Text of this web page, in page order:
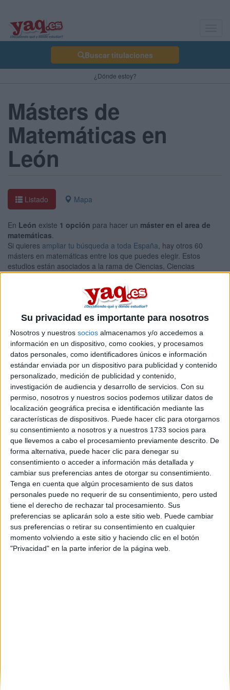
Su privacidad es importante para nosotros
Nosotros y nuestros socios almacenamos y/o accedemos a
información en un dispositivo, como cookies, y procesamos
datos personales, como identificadores únicos e información
estándar enviada por un dispositivo para publicidad y contenido
personalizado, medición de publicidad y contenido,
investigación de audiencia y desarrollo de servicios. Con su
permiso, nosotros y nuestros socios podemos utilizar datos de
localización geográfica precisa e identificación mediante las
características de dispositivos. Puede hacer clic para otorgarnos
su consentimiento a nosotros y a nuestros 1733 socios para
que llevemos a cabo el procesamiento previamente descrito. De
forma alternativa, puede hacer clic para denegar su
consentimiento o acceder a información más detallada y
cambiar sus preferencias antes de otorgar su consentimiento.
Tenga en cuenta que algún procesamiento de sus datos
personales puede no requerir de su consentimiento, pero usted
tiene el derecho de rechazar tal procesamiento. Sus
preferencias se aplicarán solo a este sitio web. Puede cambiar
sus preferencias o retirar su consentimiento en cualquier
momento volviendo a este sitio y haciendo clic en el botón
"Privacidad" en la parte inferior de la página web.
Buscar titulaciones
¿Dónde estoy?
Másters de
Matemáticas en
León
Listado Mapa
En León existe 1 opción para hacer un máster en el area de
matemáticas.
Si quieres ampliar tu búsqueda a toda España, hay otros 60
másters en matemáticas entre los que puedes elegir. Estos
estudios están asociados a la rama de Ciencias, Ciencias
sociales y jurídicas.
Máster Universitario en Ciencias
Actuariales y Financieras
UNIVERSIDAD DE LEóN (Universidad Pública)
Tipo: Máster
Pídeles información ¡GRATIS!
Seleccionar por provincia
Almería(2)
Asturias(1)
Barcelona(12)
A Coruña(3)
Castellón(1)
Ciudad Real(1)
Cantabria(1)
Cádiz(1)
Granada(4)
León(1)
Madrid(13)
Málaga(3)
Murcia(1)
Navarra(1)
Pontevedra(1)